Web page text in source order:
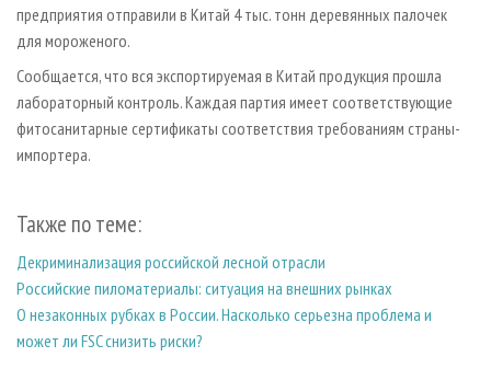
ИНСТРУМЕНТ И МАТЕРИАЛЫ
БИБЛИОТЕКА СПЕЦИАЛИСТА
предприятия отправили в Китай 4 тыс. тонн деревянных палочек
для мороженого.
Сообщается, что вся экспортируемая в Китай продукция прошла
лабораторный контроль. Каждая партия имеет соответствующие
фитосанитарные сертификаты соответствия требованиям страны-
импортера.
Также по теме:
Декриминализация российской лесной отрасли
Российские пиломатериалы: ситуация на внешних рынках
О незаконных рубках в России. Насколько серьезна проблема и
может ли FSC снизить риски?